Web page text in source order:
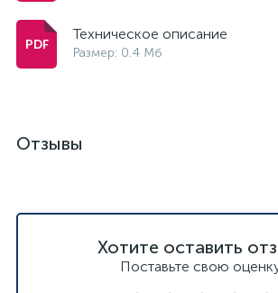
Техническое описание
Размер: 0.4 Мб
Отзывы
Хотите оставить
Поставьте свою